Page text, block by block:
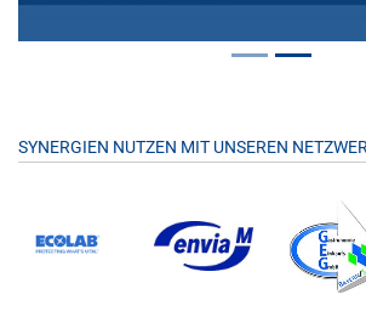
SYNERGIEN NUTZEN MIT UNSEREN